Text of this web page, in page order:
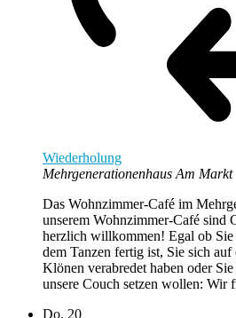
Wiederholung
Mehrgenerationenhaus Am Markt
Das Wohnzimmer-Café im
unserem Wohnzimmer-Café
herzlich willkommen! Egal ob
dem Tanzen fertig ist, Sie sich
Klönen verabredet haben oder
unsere Couch setzen wollen:
Do. 20